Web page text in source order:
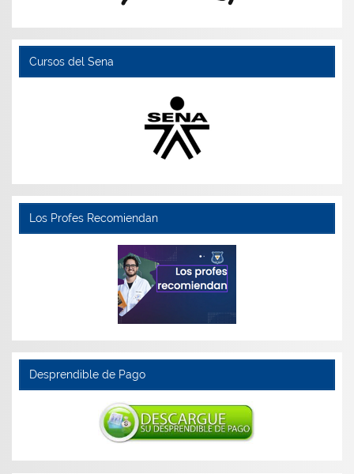
Cursos del Sena
Los Profes Recomiendan
Desprendible de Pago